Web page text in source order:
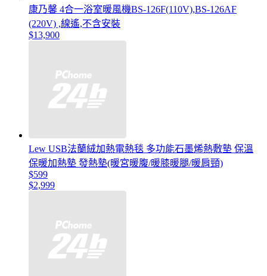
康乃馨 4合一浴室暖風機BS-126F(110V),BS-126AF
(220V) ,線遙,不含安裝
$13,900
Lew USB法蘭絨加熱電熱毯 多功能石墨烯熱敷墊 保溫
保暖加熱墊 發熱墊(暖宮暖腹/暖膝暖腿/暖肩頸)
$599
$2,999